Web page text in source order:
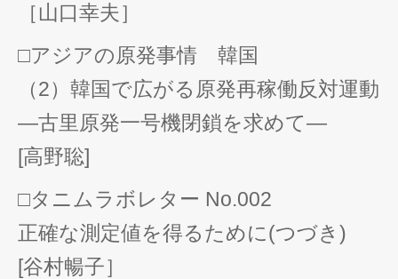
［山口幸夫］
□アジアの原発事情 韓国
（2）韓国で広がる原発再稼働反対運動
―古里原発一号機閉鎖を求めて―
[高野聡]
□タニムラボレター No.002
正確な測定値を得るために(つづき)
[谷村暢子］